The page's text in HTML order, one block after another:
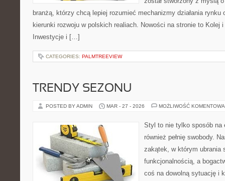
branżą, którzy chcą lepiej rozumieć mechanizmy działania rynku
kierunki rozwoju w polskich realiach. Nowości na stronie to Kolej
Inwestycje i […]
CATEGORIES: PALMTREEVIEW
TRENDY SEZONU
POSTED BY ADMIN MAR - 27 - 2026 MOŻLIWOŚĆ
Styl to nie tylko sposób na
również pełnię swobody.
zakątek, w którym ubrania
funkcjonalnością, a
coś na dowolną sytuację i